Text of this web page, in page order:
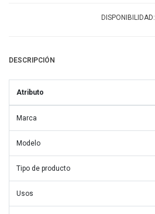
DISPONIBILIDAD:
DESCRIPCIÓN
Atributo
Marca
Modelo
Tipo de producto
Usos